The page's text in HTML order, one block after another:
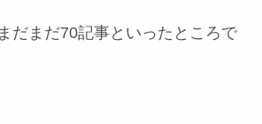
だまだ70記事といったところで